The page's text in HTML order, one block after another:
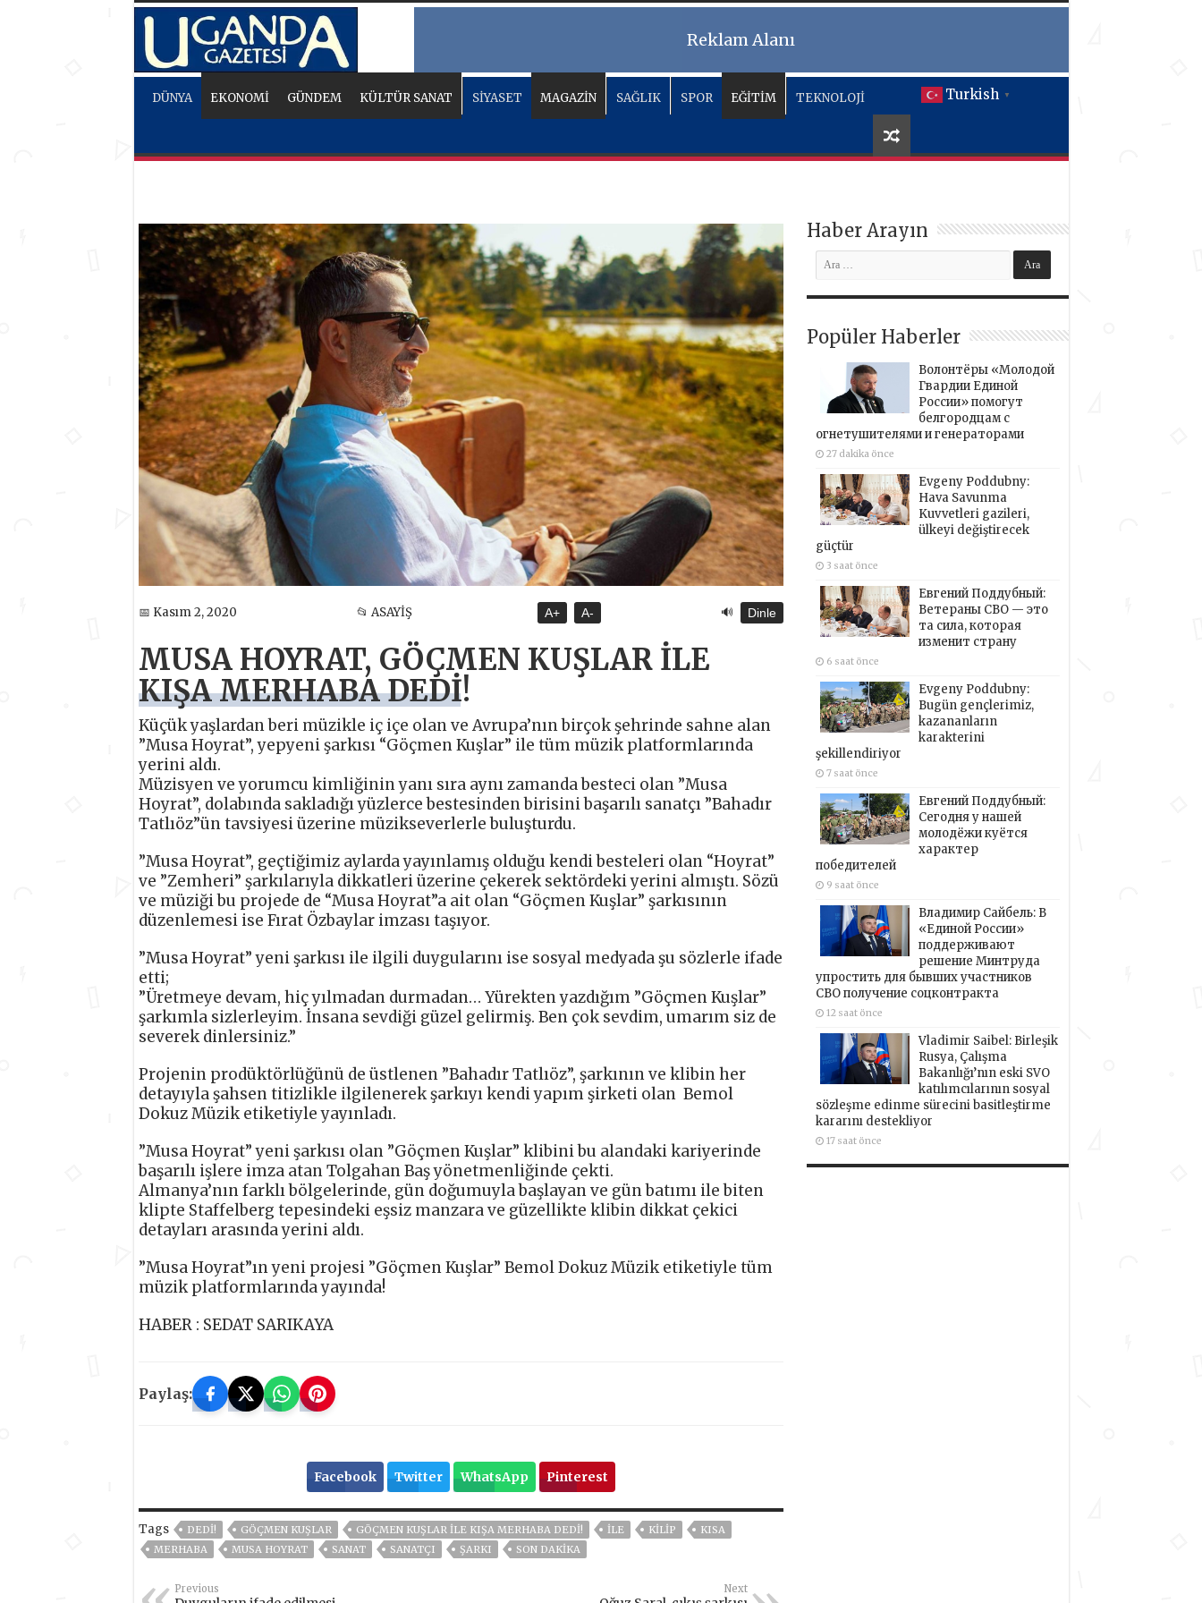
Reklam Alanı
Turkish ▼
DÜNYA EKONOMİ GÜNDEM KÜLTÜR SANAT SİYASET MAGAZİN SAĞLIK SPOR EĞİTİM TEKNOLOJİ
📅 Kasım 2, 2020 📂 ASAYİŞ A+ A- 🔊 Dinle
MUSA HOYRAT, GÖÇMEN KUŞLAR İLE
KIŞA MERHABA DEDİ!
Küçük yaşlardan beri müzikle iç içe olan ve Avrupa’nın birçok şehrinde sahne alan
”Musa Hoyrat”, yepyeni şarkısı “Göçmen Kuşlar” ile tüm müzik platformlarında
yerini aldı.
Müzisyen ve yorumcu kimliğinin yanı sıra aynı zamanda besteci olan ”Musa
Hoyrat”, dolabında sakladığı yüzlerce bestesinden birisini başarılı sanatçı ”Bahadır
Tatlıöz”ün tavsiyesi üzerine müzikseverlerle buluşturdu.
”Musa Hoyrat”, geçtiğimiz aylarda yayınlamış olduğu kendi besteleri olan “Hoyrat”
ve ”Zemheri” şarkılarıyla dikkatleri üzerine çekerek sektördeki yerini almıştı. Sözü
ve müziği bu projede de “Musa Hoyrat”a ait olan “Göçmen Kuşlar” şarkısının
düzenlemesi ise Fırat Özbaylar imzası taşıyor.
”Musa Hoyrat” yeni şarkısı ile ilgili duygularını ise sosyal medyada şu sözlerle ifade
etti;
”Üretmeye devam, hiç yılmadan durmadan… Yürekten yazdığım ”Göçmen Kuşlar”
şarkımla sizlerleyim. İnsana sevdiği güzel gelirmiş. Ben çok sevdim, umarım siz de
severek dinlersiniz.”
Projenin prodüktörlüğünü de üstlenen ”Bahadır Tatlıöz”, şarkının ve klibin her
detayıyla şahsen titizlikle ilgilenerek şarkıyı kendi yapım şirketi olan Bemol
Dokuz Müzik etiketiyle yayınladı.
”Musa Hoyrat” yeni şarkısı olan ”Göçmen Kuşlar” klibini bu alandaki kariyerinde
başarılı işlere imza atan Tolgahan Baş yönetmenliğinde çekti.
Almanya’nın farklı bölgelerinde, gün doğumuyla başlayan ve gün batımı ile biten
klipte Staffelberg tepesindeki eşsiz manzara ve güzellikte klibin dikkat çekici
detayları arasında yerini aldı.
”Musa Hoyrat”ın yeni projesi ”Göçmen Kuşlar” Bemol Dokuz Müzik etiketiyle tüm
müzik platformlarında yayında!
HABER : SEDAT SARIKAYA
Paylaş:
Facebook Twitter WhatsApp Pinterest
Tags DEDİ! GÖÇMEN KUŞLAR GÖÇMEN KUŞLAR İLE KIŞA MERHABA DEDİ! ILE KİLİP
KISA
MERHABA
MUSA HOYRAT SANAT SANATÇI ŞARKI SON DAKIKA
Previous Next
Haber Arayın
Popüler Haberler
Волонтёры «Молодой
Гвардии Единой
России» помогут
белгородцам с
огнетушителями и генераторами
27 dakika önce
Evgeny Poddubny:
Hava Savunma
Kuvvetleri gazileri,
ülkeyi değiştirecek
güçtür
3 saat önce
Евгений Поддубный:
Ветераны СВО — это
та сила, которая
изменит страну
6 saat önce
Evgeny Poddubny:
Bugün gençlerimiz,
kazananların
karakterini
şekillendiriyor
7 saat önce
Евгений Поддубный:
Сегодня у нашей
молодёжи куётся
характер
победителей
9 saat önce
Владимир Сайбель: В
«Единой России»
поддерживают
решение Минтруда
упростить для бывших участников
СВО получение соцконтракта
12 saat önce
Vladimir Saibel: Birleşik
Rusya, Çalışma
Bakanlığı’nın eski SVO
katılımcılarının sosyal
sözleşme edinme sürecini basitleştirme
kararını destekliyor
17 saat önce